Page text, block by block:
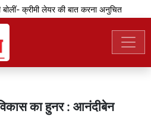
क्रीमी लेयर की बात करना अनुचित
का हुनर : आनंदीबेन